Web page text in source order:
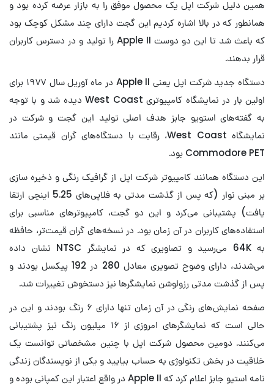
همین دلیل شرکت اپل یک محصول موفق را به بازار عرضه کرده بود و
همانطور که در بالا اشاره کردیم این گجت دارای چند مشکل کوچک بود
که باعث شد تا این دو دوست Apple II را تولید و در دسترس کاربران
قرار بدهند.
دستگاه جدید شرکت اپل یعنی Apple II در ماه آوریل سال ۱۹۷۷ برای
اولین بار در نمایشگاه کامپیوتری West Coast دیده شد و با توجه
به گفته‌های استویو جابز هدف اصلی تولید این گجت و شرکت در
نمایشگاه West Coast، رقابت با دستگاه‌های گران قیمتی مانند
Commodore PET بود.
این دستگاه همانند کامپیوتر شرکت اپل از گرافیک رنگی و ذخیره سازی
بر مبنی نوار (که پس از گذشت مدتی به فلاپی‌های 5.25 اینچی ارتقا
یافت) پشتیبانی می‌کرد و این دو گجت، کامپیوترهای مناسبی برای
استفاده‌های کاربران در آن زمان بود. در نسخه‌های گران قیمت‌تر، حافظه
به 64K می‌رسید و تصاویری که در نمایشگر NTSC نشان داده
می‌شدند، دارای وضوح تصویری معادل 280 در 192 پیکسل بودند و
پس از گذشت مدتی رزولوشن نمایشگرها نیز دستخوش تغییرات شد.
صفحه نمایش‌های رنگی در آن زمان تنها دارای ۶ رنگ بودند و این در
حالی است که نمایشگرهای امروزی از ۱۶ میلیون رنگ نیز پشتیبانی
می‌کنند. دومین محصول شرکت اپل با چنین مشخصاتی توانست یک
خلاقیت در بخش تکنولوژی به حساب بیایید و یکی از نویسندگان زندگی
نامه استیو جابز اعلام کرد که Apple II در واقع اعتبار این کمپانی بوده و